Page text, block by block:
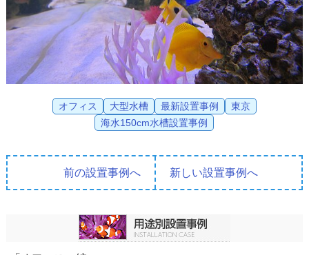
オフィス 大型水槽 最新設置事例
東京
海水150cm水槽設置事例
前の設置事例へ 新しい設置事例へ